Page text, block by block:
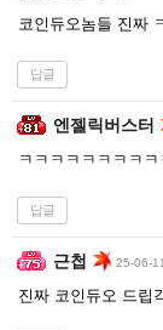
코인듀오놈들 진짜
답글
엔젤릭버스터
ㅋㅋㅋㅋㅋㅋㅋㅋ
답글
근첩 25-06-
진짜 코인듀오 드립